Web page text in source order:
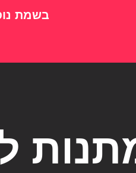
בשמת